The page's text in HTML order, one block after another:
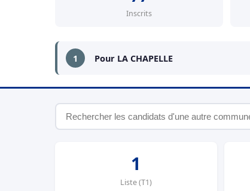
Inscrits
1 Pour LA CHAPELLE
1
Liste (T1)